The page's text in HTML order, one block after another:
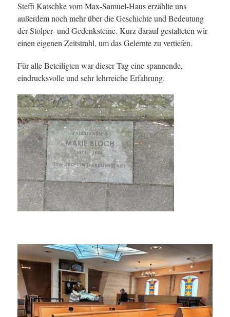
Steffi Katschke vom Max-Samuel-Haus erzählte uns
außerdem noch mehr über die Geschichte und Bedeutung
der Stolper- und Gedenksteine. Kurz darauf gestalteten wir
einen eigenen Zeitstrahl, um das Gelernte zu vertiefen.
Für alle Beteiligten war dieser Tag eine spannende,
eindrucksvolle und sehr lehrreiche Erfahrung.